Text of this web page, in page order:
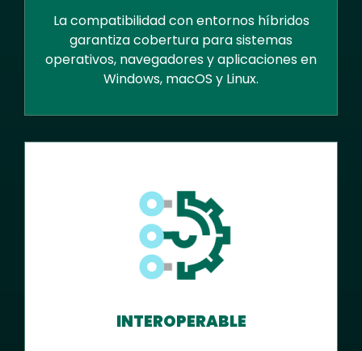
La compatibilidad con entornos híbridos
garantiza cobertura para sistemas
operativos, navegadores y aplicaciones en
Windows, macOS y Linux.
INTEROPERABLE